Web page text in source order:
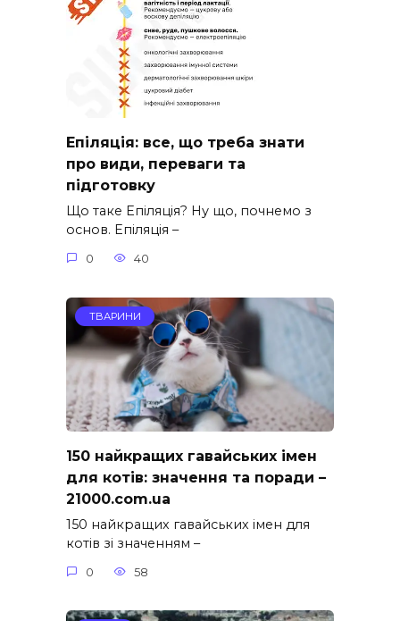
Епіляція: все, що треба знати
про види, переваги та
підготовку
Що таке Епіляція? Ну що, почнемо з
основ. Епіляція –
0 40
ТВАРИНИ
150 найкращих гавайських імен
для котів: значення та поради –
21000.com.ua
150 найкращих гавайських імен для
котів зі значенням –
0 58